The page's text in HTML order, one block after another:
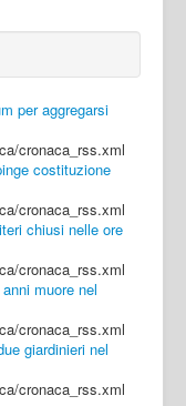
per aggregarsi
cronaca_rss.xml
costituzione
cronaca_rss.xml
chiusi nelle ore
cronaca_rss.xml
muore nel
cronaca_rss.xml
giardinieri nel
cronaca_rss.xml